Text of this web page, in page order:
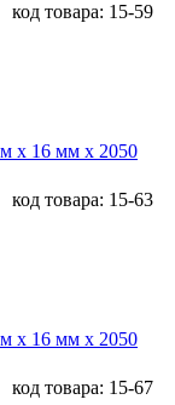
код товара: 15-59
х 16 мм х 2050
код товара: 15-63
х 16 мм х 2050
код товара: 15-67